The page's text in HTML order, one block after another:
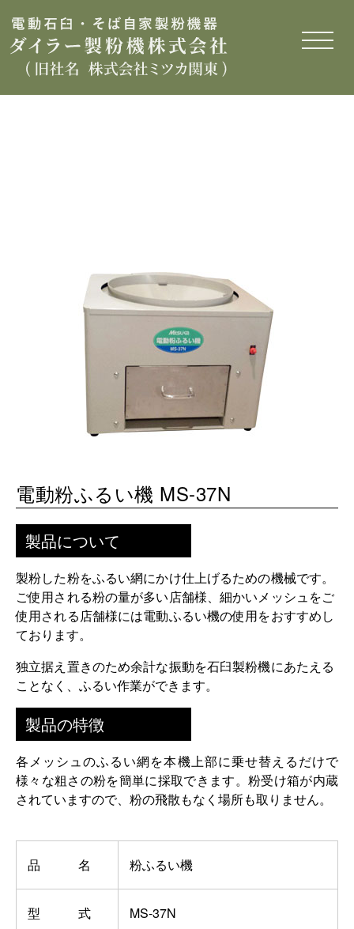
電動粉ふるい機 MS-37N
製品について
製粉した粉をふるい網にかけ仕上げるための機械です。
ご使用される粉の量が多い店舗様、細かいメッシュをご
使用される店舗様には電動ふるい機の使用をおすすめし
ております。
独立据え置きのため余計な振動を石臼製粉機にあたえる
ことなく、ふるい作業ができます。
製品の特徴
各メッシュのふるい網を本機上部に乗せ替えるだけで
様々な粗さの粉を簡単に採取できます。粉受け箱が内蔵
されていますので、粉の飛散もなく場所も取りません。
品 名 粉ふるい機
型 式 MS-37N